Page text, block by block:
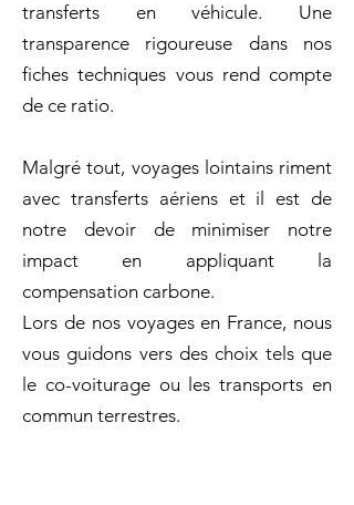
transferts en véhicule. Une
transparence rigoureuse dans nos
fiches techniques vous rend compte
de ce ratio.
Malgré tout, voyages lointains riment
avec transferts aériens et il est de
notre devoir de minimiser notre
impact en appliquant la
compensation carbone.
Lors de nos voyages en France, nous
vous guidons vers des choix tels que
le co-voiturage ou les transports en
commun terrestres.